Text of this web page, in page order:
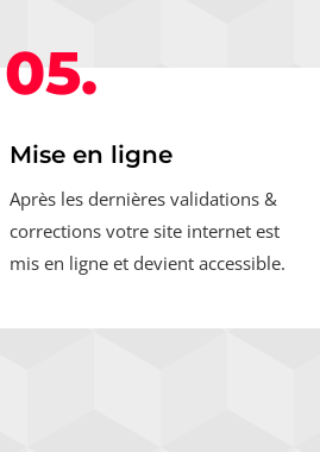
05.
Mise en ligne
Après les dernières validations &
corrections votre site internet est
mis en ligne et devient accessible.